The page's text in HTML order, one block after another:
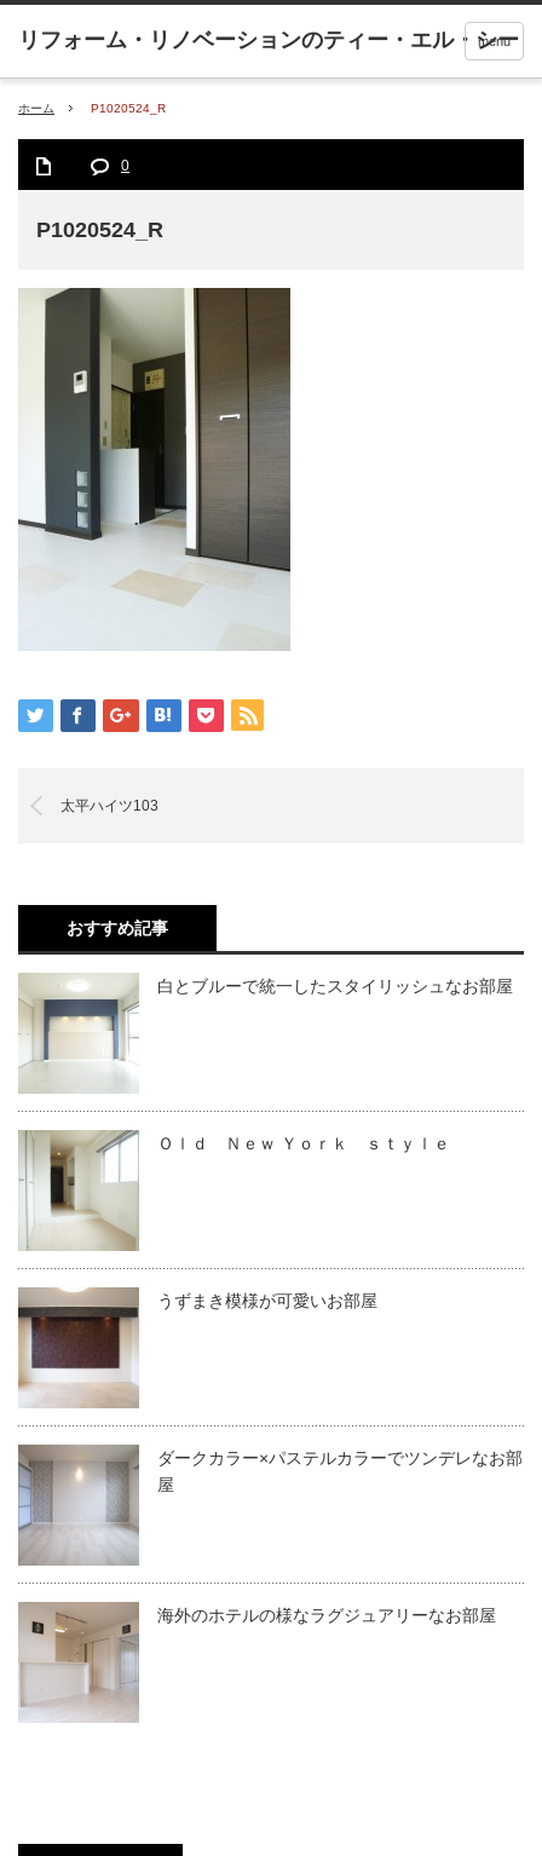
menu
ホーム P1020524_R
0
P1020524_R
太平ハイツ103
おすすめ記事
白とブルーで統一したスタイリッシュなお部屋
Ｏｌｄ Ｎｅｗ Ｙｏｒｋ ｓｔｙｌｅ
うずまき模様が可愛いお部屋
ダークカラー×パステルカラーでツンデレなお部
屋
海外のホテルの様なラグジュアリーなお部屋